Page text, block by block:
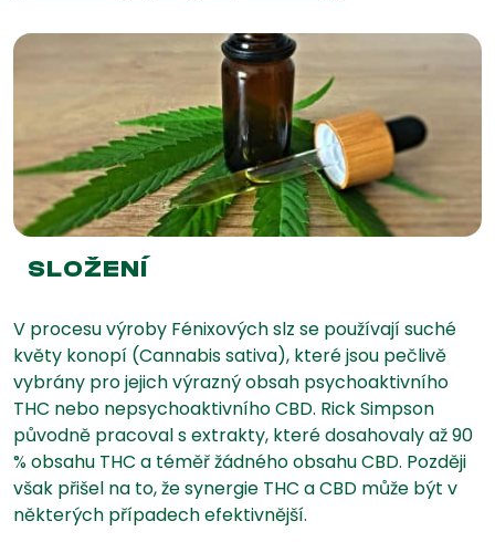
SLOŽENÍ
V procesu výroby Fénixových slz se používají suché
květy konopí (Cannabis sativa), které jsou pečlivě
vybrány pro jejich výrazný obsah psychoaktivního
THC nebo nepsychoaktivního CBD. Rick Simpson
původně pracoval s extrakty, které dosahovaly až 90
% obsahu THC a téměř žádného obsahu CBD. Později
však přišel na to, že synergie THC a CBD může být v
některých případech efektivnější.